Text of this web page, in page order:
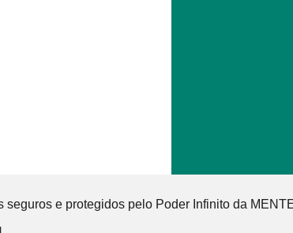
e protegidos pelo Poder Infinito da